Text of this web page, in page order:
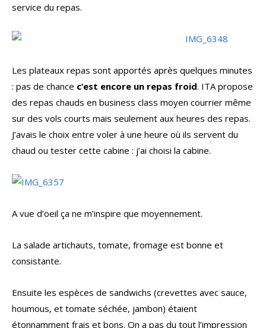
service du repas.
Les plateaux repas sont apportés après quelques minutes
: pas de chance c’est encore un repas froid. ITA propose
des repas chauds en business class moyen courrier même
sur des vols courts mais seulement aux heures des repas.
J’avais le choix entre voler à une heure où ils servent du
chaud ou tester cette cabine : j’ai choisi la cabine.
A vue d’oeil ça ne m’inspire que moyennement.
La salade artichauts, tomate, fromage est bonne et
consistante.
Ensuite les espèces de sandwichs (crevettes avec sauce,
houmous, et tomate séchée, jambon) étaient
étonnamment frais et bons. On a pas du tout l’impression